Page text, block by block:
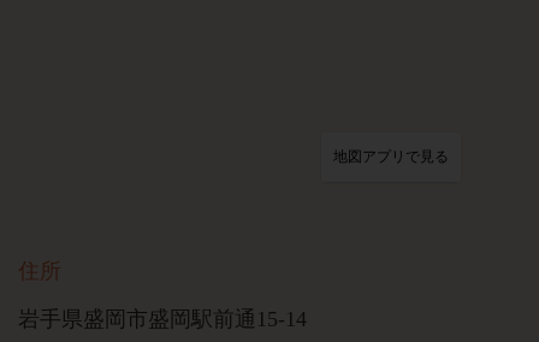
地図アプリで見る
住所
岩手県盛岡市盛岡駅前通15-14